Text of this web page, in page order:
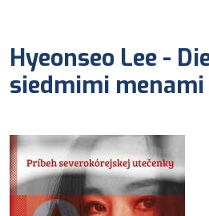
Hyeonseo Lee -
siedmimi menami